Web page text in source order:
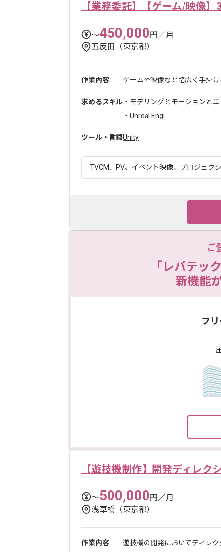
【業務委託】【ゲーム/映像
〜450,000円／月
五反田（東京都）
作業内容 ゲームや映像など幅広く手掛
求めるスキル ・モデリングとモーションと
・Unreal Engi...
ツール・言語Unity
TVCM、PV、イベント映像、プロジェク
ご
「レバテッ
新機能
フ
【遊技機制作】開発ディレク
〜500,000円／月
浅草橋（東京都）
作業内容 遊技機の開発においてディレ